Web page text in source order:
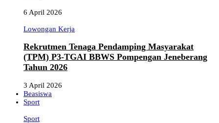
6 April 2026
Lowongan Kerja
Rekrutmen Tenaga Pendamping Masyarakat
(TPM) P3-TGAI BBWS Pompengan Jeneberang
Tahun 2026
3 April 2026
Beasiswa
Sport
Sport